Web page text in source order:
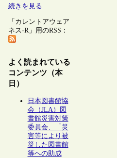
続きを見る
「カレントアウェア
ネス-R」用のRSS：
よく読まれている
コンテンツ（本
日）
日本図書館協
会（JLA）図
書館災害対策
委員会、「災
害等により被
災した図書館
等への助成